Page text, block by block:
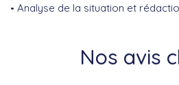
Analyse de la situation et
Nos avis